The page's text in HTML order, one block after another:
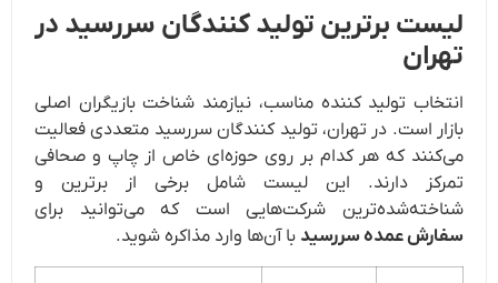
لیست برترین تولید کنندگان سررسید در
تهران
انتخاب تولید کننده مناسب، نیازمند شناخت بازیگران اصلی
بازار است. در تهران، تولید کنندگان سررسید متعددی فعالیت
می‌کنند که هر کدام بر روی حوزه‌ای خاص از چاپ و صحافی
تمرکز دارند. این لیست شامل برخی از برترین و
شناخته‌شده‌ترین شرکت‌هایی است که می‌توانید برای
سفارش عمده سررسید با آن‌ها وارد مذاکره شوید.